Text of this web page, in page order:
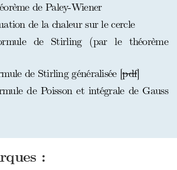
de Paley-Wiener
de la chaleur sur le cercle
de Stirling (par le théorème
de Stirling généralisée [pdf]
de Poisson et intégrale de Gauss
: